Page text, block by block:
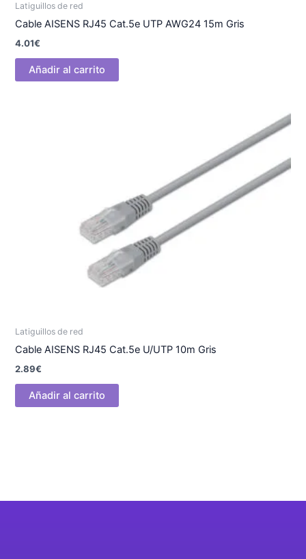
Latiguillos de red
Cable AISENS RJ45 Cat.5e UTP AWG24 15m Gris
4.01€
Añadir al carrito
Latiguillos de red
Cable AISENS RJ45 Cat.5e U/UTP 10m Gris
2.89€
Añadir al carrito